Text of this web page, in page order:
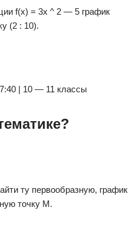
f(x) = 3x ^ 2 — 5 график
(2 : 10).
| 10 — 11 классы
ту первообразную, график
точку М.